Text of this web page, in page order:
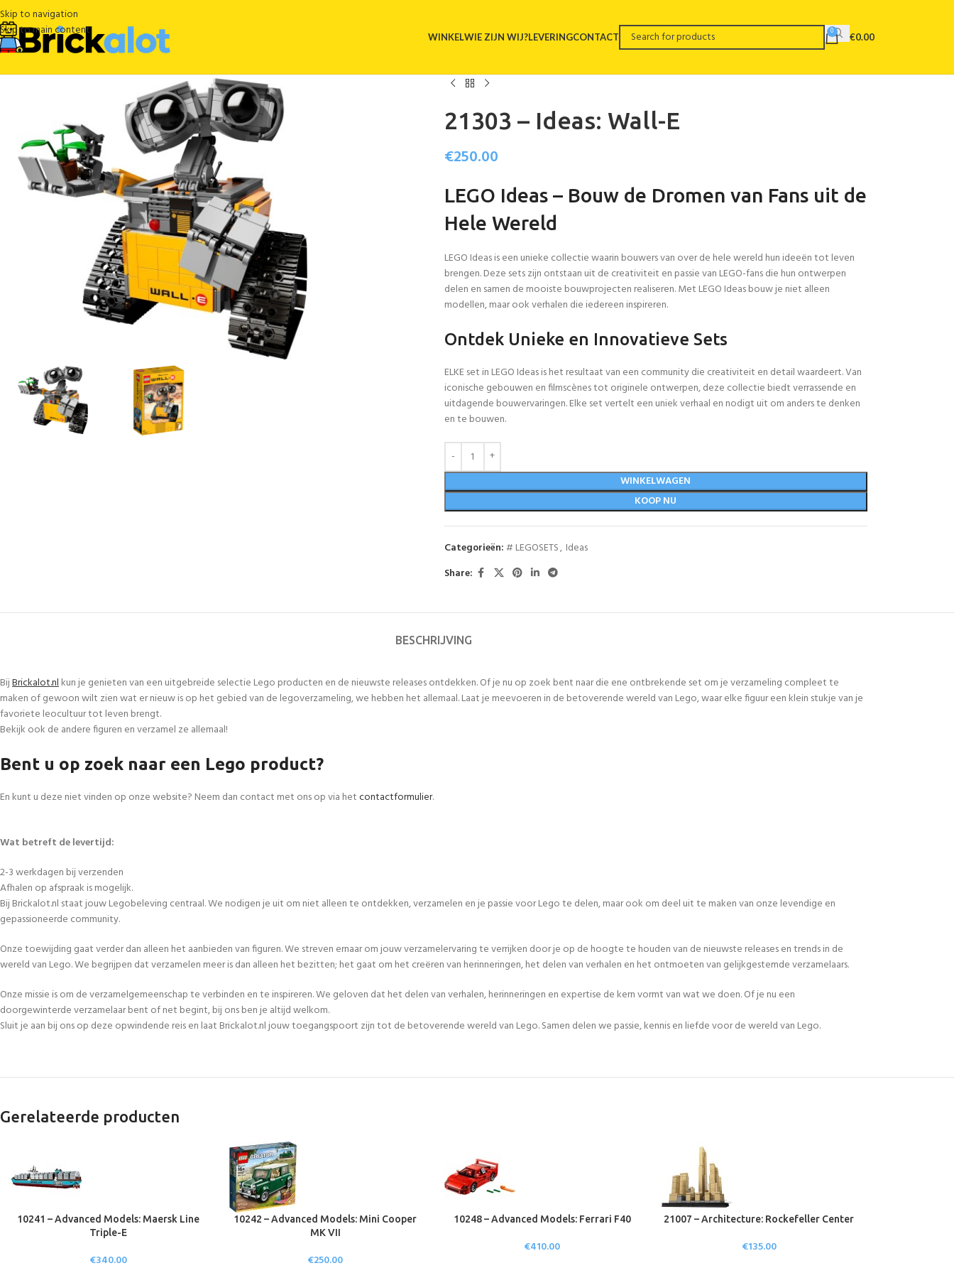
Skip to navigation
Skip to main content
WINKELWIE ZIJN WIJ?LEVERINGCONTACT 0 €0.00
21303 – Ideas: Wall-E
€250.00
LEGO Ideas – Bouw de Dromen van Fans uit de
Hele Wereld
LEGO Ideas is een unieke collectie waarin bouwers van over de hele wereld hun ideeën tot leven
brengen. Deze sets zijn ontstaan uit de creativiteit en passie van LEGO-fans die hun ontwerpen
delen en samen de mooiste bouwprojecten realiseren. Met LEGO Ideas bouw je niet alleen
modellen, maar ook verhalen die iedereen inspireren.
Ontdek Unieke en Innovatieve Sets
ELKE set in LEGO Ideas is het resultaat van een community die creativiteit en detail waardeert. Van
iconische gebouwen en filmscènes tot originele ontwerpen, deze collectie biedt verrassende en
uitdagende bouwervaringen. Elke set vertelt een uniek verhaal en nodigt uit om anders te denken
en te bouwen.
WINKELWAGEN
KOOP NU
Categorieën:# LEGOSETS, Ideas
Share:
BESCHRIJVING
BijBrickalot.nlkun je genieten van een uitgebreide selectie Lego producten en de nieuwste releases ontdekken. Of je nu op zoek bent naar die ene ontbrekende set om je verzameling compleet te
maken of gewoon wilt zien wat er nieuw is op het gebied van de legoverzameling, we hebben het allemaal. Laat je meevoeren in de betoverende wereld van Lego, waar elke figuur een klein stukje van je
favoriete leocultuur tot leven brengt.
Bekijk ook de andere figuren en verzamel ze allemaal!
Bent u op zoek naar een Lego product?
En kunt u deze niet vinden op onze website? Neem dan contact met ons op via hetcontactformulier.
Wat betreft de levertijd:
2-3 werkdagen bij verzenden
Afhalen op afspraak is mogelijk.
Bij Brickalot.nl staat jouw Legobeleving centraal. We nodigen je uit om niet alleen te ontdekken, verzamelen en je passie voor Lego te delen, maar ook om deel uit te maken van onze levendige en
gepassioneerde community.
Onze toewijding gaat verder dan alleen het aanbieden van figuren. We streven ernaar om jouw verzamelervaring te verrijken door je op de hoogte te houden van de nieuwste releases en trends in de
wereld van Lego. We begrijpen dat verzamelen meer is dan alleen het bezitten; het gaat om het creëren van herinneringen, het delen van verhalen en het ontmoeten van gelijkgestemde verzamelaars.
Onze missie is om de verzamelgemeenschap te verbinden en te inspireren. We geloven dat het delen van verhalen, herinneringen en expertise de kern vormt van wat we doen. Of je nu een
doorgewinterde verzamelaar bent of net begint, bij ons ben je altijd welkom.
Sluit je aan bij ons op deze opwindende reis en laat Brickalot.nl jouw toegangspoort zijn tot de betoverende wereld van Lego. Samen delen we passie, kennis en liefde voor de wereld van Lego.
Gerelateerde producten
10241 – Advanced Models: Maersk Line
Triple-E
€340.00
10242 – Advanced Models: Mini Cooper
MK VII
€250.00
10248 – Advanced Models: Ferrari F40
€410.00
21007 – Architecture: Rockefeller Center
€135.00